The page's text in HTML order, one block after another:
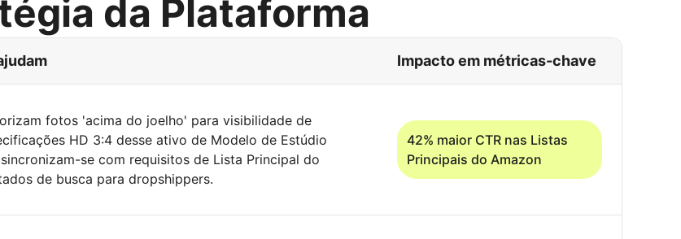
da Plataforma
Impacto em métricas-chave
fotos 'acima do joelho' para visibilidade de
HD 3:4 desse ativo de Modelo de Estúdio
se com requisitos de Lista Principal do
de busca para dropshippers.
42% maior CTR nas Listas
Principais do Amazon